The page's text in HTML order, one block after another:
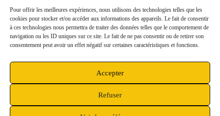
Pour offrir les meilleures expériences, nous utilisons des technologies telles que les
cookies pour stocker et/ou accéder aux informations des appareils. Le fait de consentir
à ces technologies nous permettra de traiter des données telles que le comportement de
navigation ou les ID uniques sur ce site. Le fait de ne pas consentir ou de retirer son
consentement peut avoir un effet négatif sur certaines caractéristiques et fonctions.
Accepter
Refuser
Mon secteur d’intervention
je me déplace dans un rayon de 10km aux
alentours : Montbéliard, Grand-Charmont,
Exincourt, Nommay, Étupes, Audincourt,